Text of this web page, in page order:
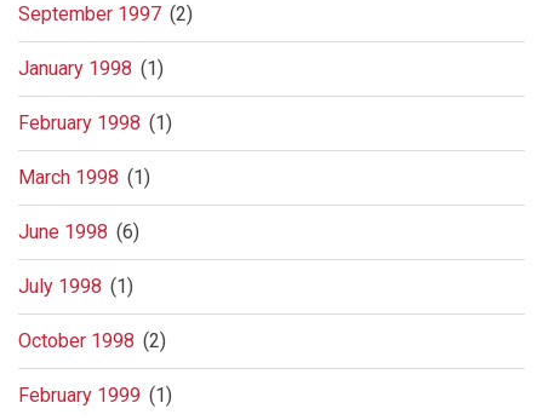
September 1997 (2)
January 1998 (1)
February 1998 (1)
March 1998 (1)
June 1998 (6)
July 1998 (1)
October 1998 (2)
February 1999 (1)